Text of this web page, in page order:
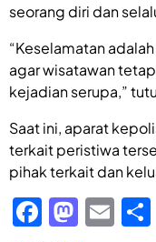
seorang diri dan
“Keselamatan
agar wisatawan
kejadian serupa,”
Saat ini, aparat
terkait peristiwa
pihak terkait dan
F
M E